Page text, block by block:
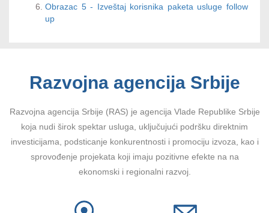
Obrazac 5 - Izveštaj korisnika paketa usluge follow
up
Razvojna agencija Srbije
Razvojna agencija Srbije (RAS) je agencija Vlade Republike Srbije
koja nudi širok spektar usluga, uključujući podršku direktnim
investicijama, podsticanje konkurentnosti i promociju izvoza, kao i
sprovođenje projekata koji imaju pozitivne efekte na na
ekonomski i regionalni razvoj.